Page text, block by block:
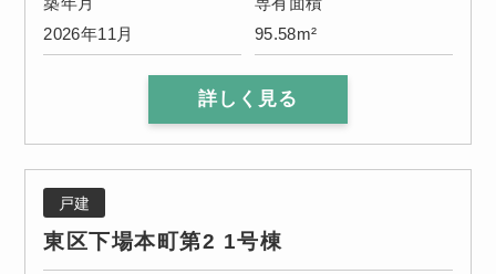
2026年11月
95.58m²
詳しく見る
戸建
東区下場本町第2 1号棟